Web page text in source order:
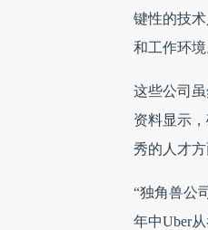
键性的技
和工作环境
这些公司
资料显示
秀的人才
“独角兽公
年中Uber